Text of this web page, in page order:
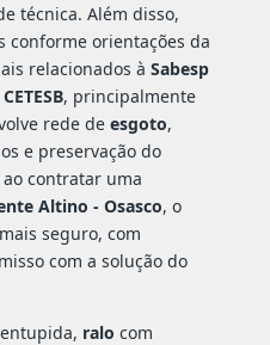
técnica. Além disso,
conforme orientações da
relacionados à Sabesp
CETESB, principalmente
rede de esgoto,
e preservação do
contratar uma
Altino - Osasco, o
seguro, com
com a solução do
ralo com